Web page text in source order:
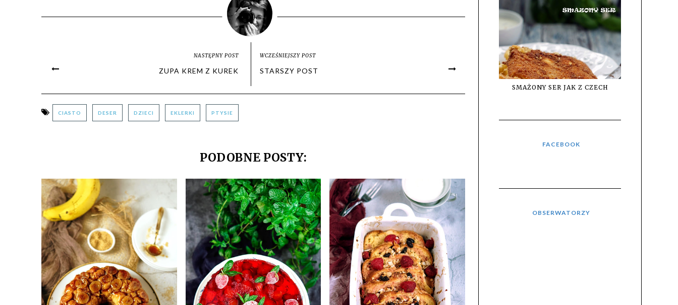
NASTĘPNY POST
ZUPA KREM Z KUREK
WCZEŚNIEJSZY POST
STARSZY POST
CIASTO DESER DZIECI EKLERKI PTYSIE
PODOBNE POSTY:
SMAŻONY SER JAK Z CZECH
FACEBOOK
OBSERWATORZY